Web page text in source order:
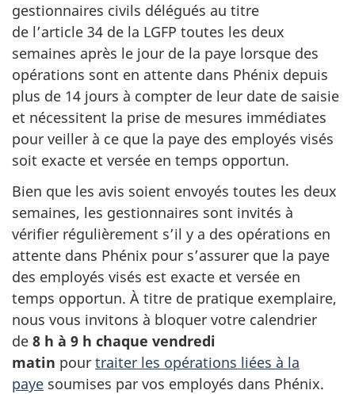
gestionnaires civils délégués au titre
de l’article 34 de la LGFP toutes les deux
semaines après le jour de la paye lorsque des
opérations sont en attente dans Phénix depuis
plus de 14 jours à compter de leur date de saisie
et nécessitent la prise de mesures immédiates
pour veiller à ce que la paye des employés visés
soit exacte et versée en temps opportun.
Bien que les avis soient envoyés toutes les deux
semaines, les gestionnaires sont invités à
vérifier régulièrement s’il y a des opérations en
attente dans Phénix pour s’assurer que la paye
des employés visés est exacte et versée en
temps opportun. À titre de pratique exemplaire,
nous vous invitons à bloquer votre calendrier
de 8 h à 9 h chaque vendredi
matin pour traiter les opérations liées à la
paye soumises par vos employés dans Phénix.